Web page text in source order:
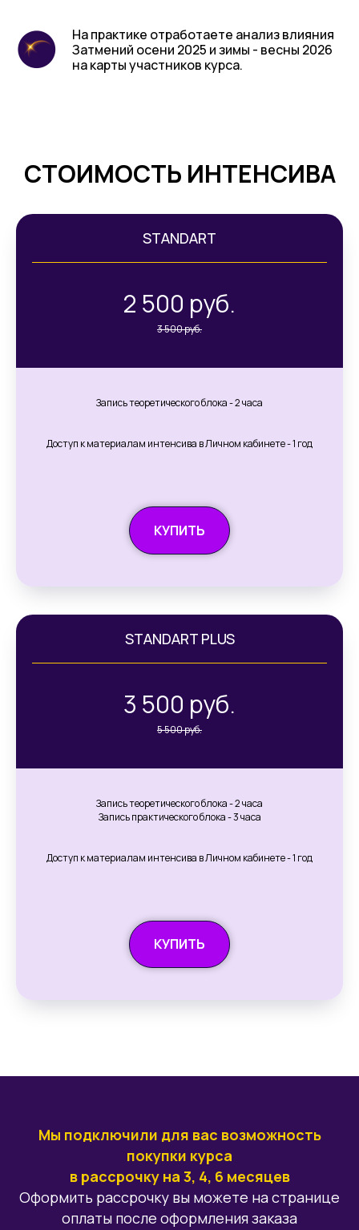
На практике отработаете анализ влияния
Затмений осени 2025 и зимы - весны 2026
на карты участников курса.
СТОИМОСТЬ ИНТЕНСИВА
STANDART
2 500 руб.
3 500 руб.
Запись теоретического блока - 2 часа
Доступ к материалам интенсива в Личном кабинете - 1 год
КУПИТЬ
STANDART PLUS
3 500 руб.
5 500 руб.
Запись теоретического блока - 2 часа
Запись практического блока - 3 часа
Доступ к материалам интенсива в Личном кабинете - 1 год
КУПИТЬ
Мы подключили для вас возможность
покупки курса
в рассрочку на 3, 4, 6 месяцев
Оформить рассрочку вы можете на странице
оплаты после оформления заказа